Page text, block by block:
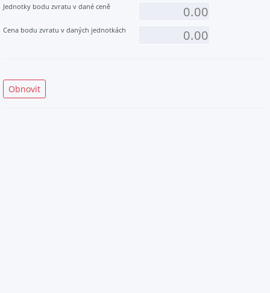
Jednotky bodu zvratu v dané ceně
Cena bodu zvratu v daných jednotkách